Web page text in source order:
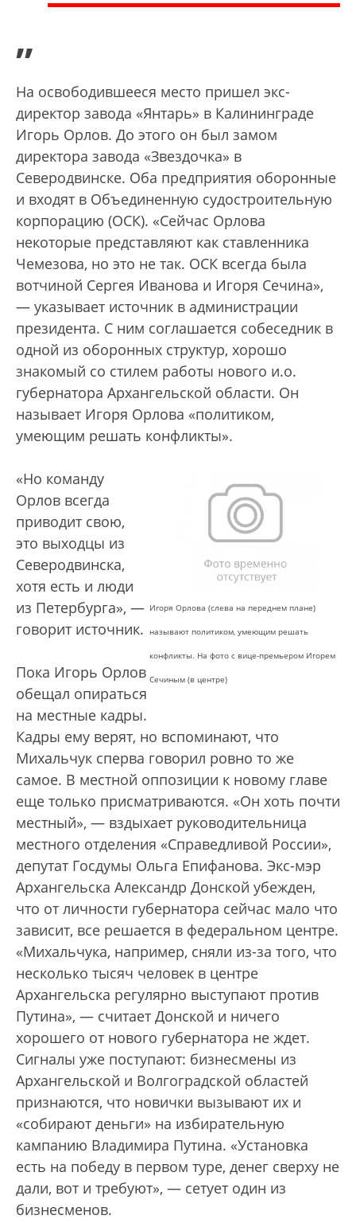
”
На освободившееся место пришел экс-
директор завода «Янтарь» в Калининграде
Игорь Орлов. До этого он был замом
директора завода «Звездочка» в
Северодвинске. Оба предприятия оборонные
и входят в Объединенную судостроительную
корпорацию (ОСК). «Сейчас Орлова
некоторые представляют как ставленника
Чемезова, но это не так. ОСК всегда была
вотчиной Сергея Иванова и Игоря Сечина»,
— указывает источник в администрации
президента. С ним соглашается собеседник в
одной из оборонных структур, хорошо
знакомый со стилем работы нового и.о.
губернатора Архангельской области. Он
называет Игоря Орлова «политиком,
умеющим решать конфликты».
Игоря Орлова (слева на переднем плане)
называют политиком, умеющим решать
конфликты. На фото с вице-премьером Игорем
Сечиным (в центре)
«Но команду
Орлов всегда
приводит свою,
это выходцы из
Северодвинска,
хотя есть и люди
из Петербурга», —
говорит источник.
Пока Игорь Орлов
обещал опираться
на местные кадры.
Кадры ему верят, но вспоминают, что
Михальчук сперва говорил ровно то же
самое. В местной оппозиции к новому главе
еще только присматриваются. «Он хоть почти
местный», — вздыхает руководительница
местного отделения «Справедливой России»,
депутат Госдумы Ольга Епифанова. Экс-мэр
Архангельска Александр Донской убежден,
что от личности губернатора сейчас мало что
зависит, все решается в федеральном центре.
«Михальчука, например, сняли из-за того, что
несколько тысяч человек в центре
Архангельска регулярно выступают против
Путина», — считает Донской и ничего
хорошего от нового губернатора не ждет.
Сигналы уже поступают: бизнесмены из
Архангельской и Волгоградской областей
признаются, что новички вызывают их и
«собирают деньги» на избирательную
кампанию Владимира Путина. «Установка
есть на победу в первом туре, денег сверху не
дали, вот и требуют», — сетует один из
бизнесменов.